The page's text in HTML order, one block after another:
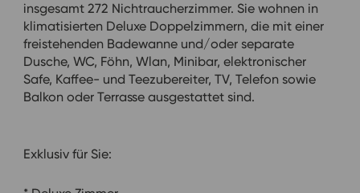
insgesamt 272 Nichtraucherzimmer. Sie wohnen in
klimatisierten Deluxe Doppelzimmern, die mit einer
freistehenden Badewanne und/oder separate
Dusche, WC, Föhn, Wlan, Minibar, elektronischer
Safe, Kaffee- und Teezubereiter, TV, Telefon sowie
Balkon oder Terrasse ausgestattet sind.
Exklusiv für Sie: